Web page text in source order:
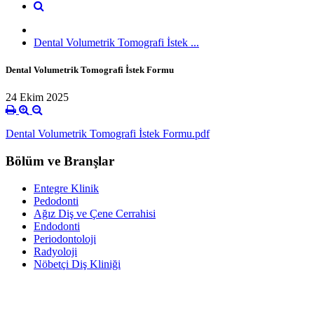
Dental Volumetrik Tomografi İstek ...
Dental Volumetrik Tomografi İstek Formu
24 Ekim 2025
Dental Volumetrik Tomografi İstek Formu.pdf
Bölüm ve Branşlar
Entegre Klinik
Pedodonti
Ağız Diş ve Çene Cerrahisi
Endodonti
Periodontoloji
Radyoloji
Nöbetçi Diş Kliniği